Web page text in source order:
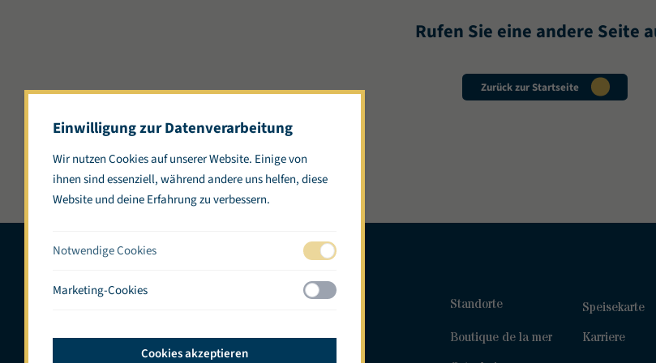
Einwilligung zur Datenverarbeitung
Wir nutzen Cookies auf unserer Website. Einige von
ihnen sind essenziell, während andere uns helfen, diese
Website und deine Erfahrung zu verbessern.
Notwendige Cookies
Marketing-Cookies
Cookies akzeptieren
Rufen Sie eine andere Seite
Zurück zur Startseite
Standorte Speisekarte
Boutique de la mer
Karriere